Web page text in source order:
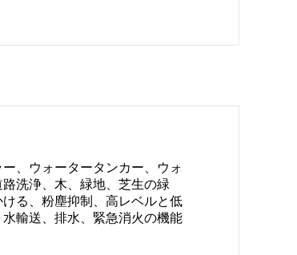
、ウォータータンカー、ウォ
洗浄、木、緑地、芝生の緑
る、粉塵抑制、高レベルと低
輸送、排水、緊急消火の機能